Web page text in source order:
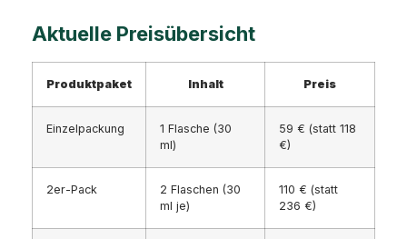
Aktuelle Preisübersicht
Produktpaket Inhalt Preis
Einzelpackung
1 Flasche (30
ml)
59 € (statt 118
€)
2er-Pack
2 Flaschen (30
ml je)
110 € (statt
236 €)